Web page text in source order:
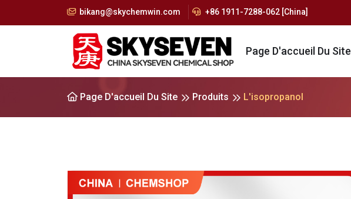
bikang@skychemwin.com +86 1911-7288-062 [China]
Page D'accueil Du Site
Page D'accueil Du Site Produits L'isopropanol